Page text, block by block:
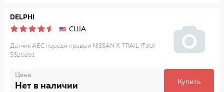
DELPHI
США
Датчик АБС передн правый NISSAN X-TRAIL (T30)
SS20281
Цена
Нет в наличии Купить